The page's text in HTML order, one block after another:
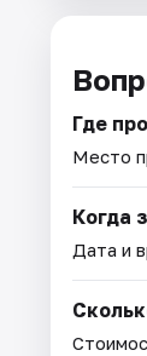
Где
Место
Когда
Дата и